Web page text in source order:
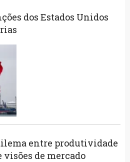
dos Estados Unidos
entre produtividade
visões de mercado